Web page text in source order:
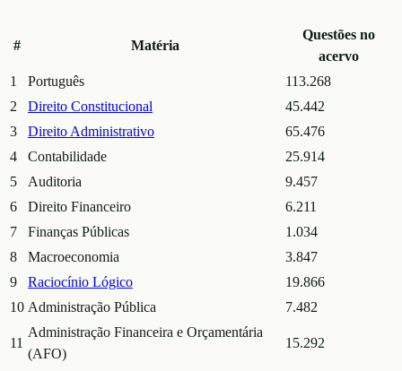
# Matéria
Questões no
acervo
1
Português
113.268
2
Direito Constitucional
45.442
3
Direito Administrativo
65.476
4
Contabilidade
25.914
5
Auditoria
9.457
6
Direito Financeiro
6.211
7
Finanças Públicas
1.034
8
Macroeconomia
3.847
9
Raciocínio Lógico
19.866
10 Administração Pública 7.482
11
Administração Financeira e Orçamentária
(AFO)
15.292